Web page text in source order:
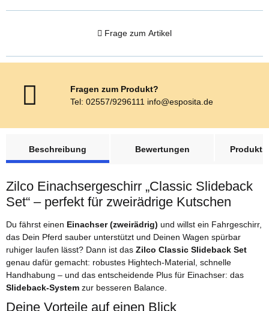
Frage zum Artikel
Fragen zum Produkt?
Tel: 02557/9296111 info@esposita.de
Beschreibung
Bewertungen
Zilco Einachsergeschirr „Classic Slideback
Set“ – perfekt für zweirädrige Kutschen
Du fährst einen Einachser (zweirädrig) und willst ein Fahrgeschirr,
das Dein Pferd sauber unterstützt und Deinen Wagen spürbar
ruhiger laufen lässt? Dann ist das Zilco Classic Slideback Set
genau dafür gemacht: robustes Hightech-Material, schnelle
Handhabung – und das entscheidende Plus für Einachser: das
Slideback-System zur besseren Balance.
Deine Vorteile auf einen Blick